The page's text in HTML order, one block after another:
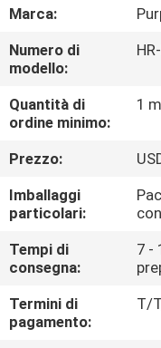
GIRO
DELLA
FABBRICA
CONTROLLO
DI
QUALITÀ
CONTATTICI
BLOG
Marca:
Numero di
modello:
Quantità di
ordine minimo:
1
Prezzo:
Imballaggi
particolari:
Tempi di
consegna:
7 -
Termini di
pagamento:
T/